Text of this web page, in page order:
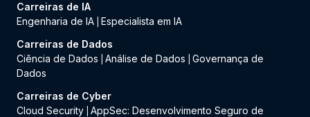
Carreiras de IA
Engenharia de IA Especialista em IA
Carreiras de Dados
Ciência de Dados
Análise de Dados
Governança de
Dados
Carreiras de Cyber
Cloud Security AppSec: Desenvolvimento Seguro de